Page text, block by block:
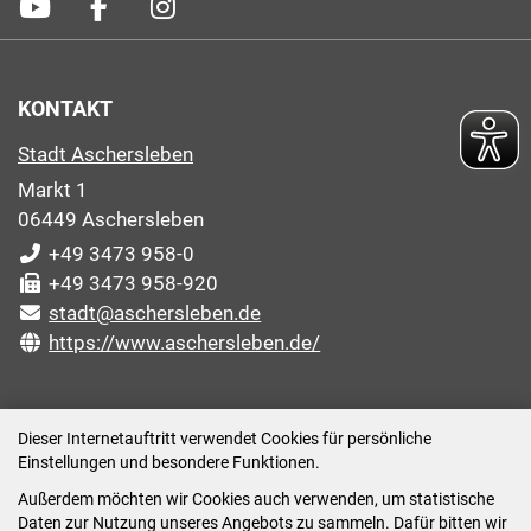
Dieser Internetauftritt verwendet Cookies für persönliche
Einstellungen und besondere Funktionen.
Außerdem möchten wir Cookies auch verwenden, um statistische
Daten zur Nutzung unseres Angebots zu sammeln. Dafür bitten wir
KONTAKT
Stadt Aschersleben
Markt 1
06449 Aschersleben
+49 3473 958-0
+49 3473 958-920
stadt@aschersleben.de
https://www.aschersleben.de/
Montag: 09:00-12:00 /14:00-15:00 Uhr
Dienstag: 09:00-12:00 /14:00-16:00 Uhr